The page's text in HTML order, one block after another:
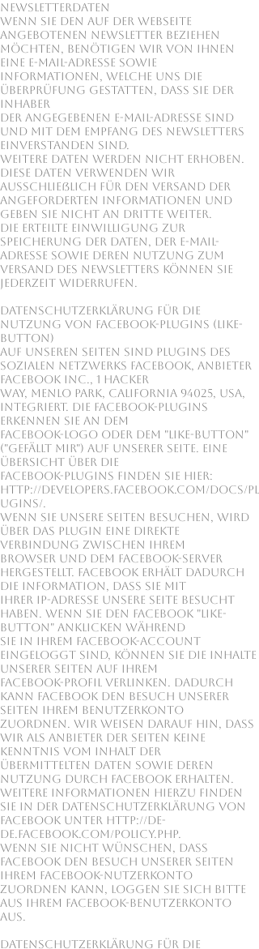
Newsletterdaten
Wenn Sie den auf der Webseite
angebotenen Newsletter beziehen
möchten, benötigen wir von Ihnen
eine E-Mail-Adresse sowie
Informationen, welche uns die
Überprüfung gestatten, dass Sie der
Inhaber
der angegebenen E-Mail-Adresse sind
und mit dem Empfang des Newsletters
einverstanden sind.
Weitere Daten werden nicht erhoben.
Diese Daten verwenden wir
ausschließlich für den Versand der
angeforderten Informationen und
geben sie nicht an Dritte weiter.
Die erteilte Einwilligung zur
Speicherung der Daten, der E-Mail-
Adresse sowie deren Nutzung zum
Versand des Newsletters können Sie
jederzeit widerrufen.
Datenschutzerklärung für die
Nutzung von Facebook-Plugins (Like-
Button)
Auf unseren Seiten sind Plugins des
sozialen Netzwerks Facebook, Anbieter
Facebook Inc., 1 Hacker
Way, Menlo Park, California 94025, USA,
integriert. Die Facebook-Plugins
erkennen Sie an dem
Facebook-Logo oder dem "Like-Button"
("Gefällt mir") auf unserer Seite. Eine
Übersicht über die
Facebook-Plugins finden Sie hier:
http://developers.facebook.com/docs/pl
ugins/.
Wenn Sie unsere Seiten besuchen, wird
über das Plugin eine direkte
Verbindung zwischen Ihrem
Browser und dem Facebook-Server
hergestellt. Facebook erhält dadurch
die Information, dass Sie mit
Ihrer IP-Adresse unsere Seite besucht
haben. Wenn Sie den Facebook "Like-
Button" anklicken während
Sie in Ihrem Facebook-Account
eingeloggt sind, können Sie die Inhalte
unserer Seiten auf Ihrem
Facebook-Profil verlinken. Dadurch
kann Facebook den Besuch unserer
Seiten Ihrem Benutzerkonto
zuordnen. Wir weisen darauf hin, dass
wir als Anbieter der Seiten keine
Kenntnis vom Inhalt der
übermittelten Daten sowie deren
Nutzung durch Facebook erhalten.
Weitere Informationen hierzu finden
Sie in der Datenschutzerklärung von
Facebook unter http://de-
de.facebook.com/policy.php.
Wenn Sie nicht wünschen, dass
Facebook den Besuch unserer Seiten
Ihrem Facebook-Nutzerkonto
zuordnen kann, loggen Sie sich bitte
aus Ihrem Facebook-Benutzerkonto
aus.
Datenschutzerklärung für die